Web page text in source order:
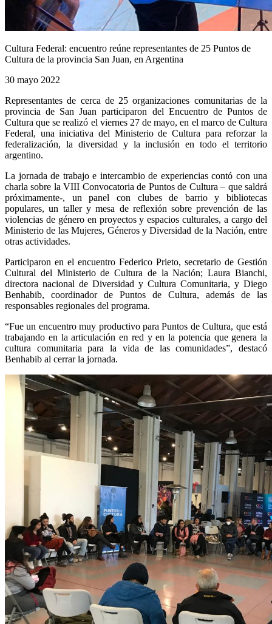
Cultura Federal: encuentro reúne representantes de 25 Puntos de
Cultura de la provincia San Juan, en Argentina
30 mayo 2022
Representantes de cerca de 25 organizaciones comunitarias de la
provincia de San Juan participaron del Encuentro de Puntos de
Cultura que se realizó el viernes 27 de mayo, en el marco de Cultura
Federal, una iniciativa del Ministerio de Cultura para reforzar la
federalización, la diversidad y la inclusión en todo el territorio
argentino.
La jornada de trabajo e intercambio de experiencias contó con una
charla sobre la VIII Convocatoria de Puntos de Cultura – que saldrá
próximamente-, un panel con clubes de barrio y bibliotecas
populares, un taller y mesa de reflexión sobre prevención de las
violencias de género en proyectos y espacios culturales, a cargo del
Ministerio de las Mujeres, Géneros y Diversidad de la Nación, entre
otras actividades.
Participaron en el encuentro Federico Prieto, secretario de Gestión
Cultural del Ministerio de Cultura de la Nación; Laura Bianchi,
directora nacional de Diversidad y Cultura Comunitaria, y Diego
Benhabib, coordinador de Puntos de Cultura, además de las
responsables regionales del programa.
“Fue un encuentro muy productivo para Puntos de Cultura, que está
trabajando en la articulación en red y en la potencia que genera la
cultura comunitaria para la vida de las comunidades”, destacó
Benhabib al cerrar la jornada.